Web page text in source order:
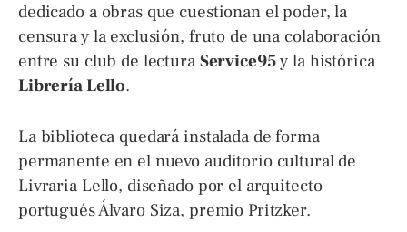
dedicado a obras que cuestionan el poder, la
censura y la exclusión, fruto de una colaboración
entre su club de lectura Service95y la histórica
Librería Lello.
La biblioteca quedará instalada de forma
permanente en el nuevo auditorio cultural de
Livraria Lello, diseñado por el arquitecto
portugués Álvaro Siza, premio Pritzker.